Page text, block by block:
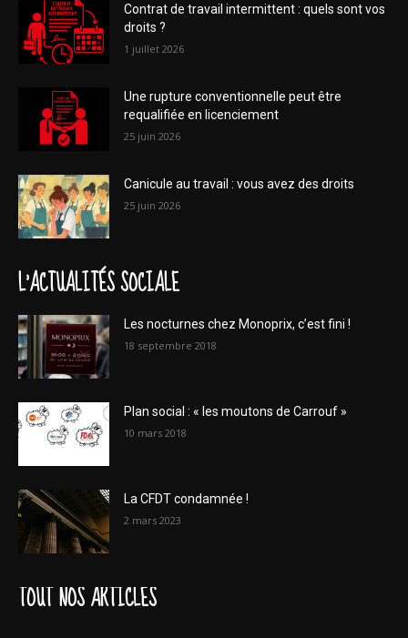
Contrat de travail intermittent : quels sont vos
droits ?
1 juillet 2026
Une rupture conventionnelle peut être
requalifiée en licenciement
25 juin 2026
Canicule au travail : vous avez des droits
25 juin 2026
L'ACTUALITÉS SOCIALE
Les nocturnes chez Monoprix, c’est fini !
18 septembre 2018
Plan social : « les moutons de Carrouf »
10 mars 2018
La CFDT condamnée !
2 mars 2023
TOUT NOS ARTICLES